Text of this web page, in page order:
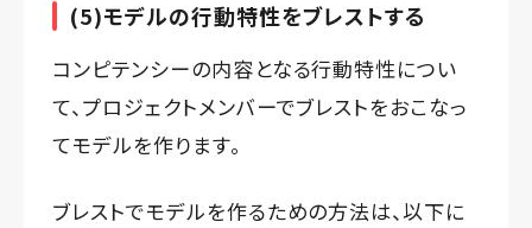
(5)モデルの行動特性をブレストする
コンピテンシーの内容となる行動特性につい
て、プロジェクトメンバーでブレストをおこなっ
てモデルを作ります。
ブレストでモデルを作るための方法は、以下に